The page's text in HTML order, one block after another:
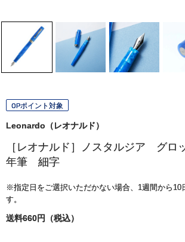
OPポイント対象
Leonardo（レオナルド）
［レオナルド］ノスタルジア グ
年筆 細字
※指定日をご選択いただかない場合、1週間から10
す。
送料660円（税込）